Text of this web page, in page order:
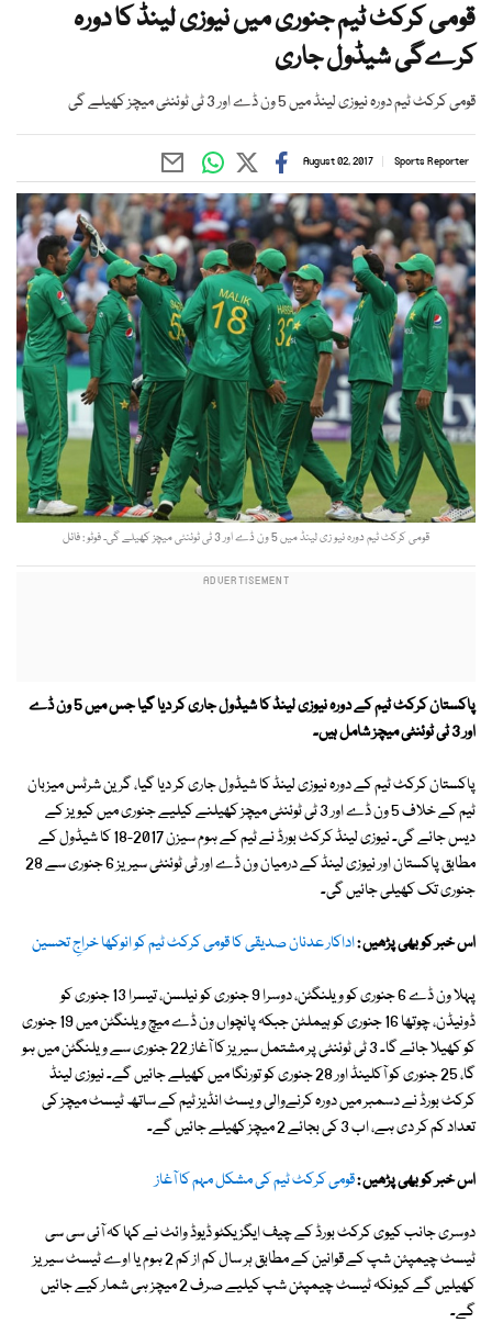
قومی کرکٹ ٹیم جنوری میں نیوزی لینڈ کا دورہ
کرےگی شیڈول جاری
قومی کرکٹ ٹیم دورہ نیوزی لینڈ میں 5 ون ڈے اور 3 ٹی ٹوئنٹی میچز کھیلے گی
Sports Reporter
August 02, 2017
قومی کرکٹ ٹیم دورہ نیو زی لینڈ میں 5 ون ڈے اور 3 ٹی ٹوئنٹی میچز کھیلے گی۔ فوٹو : فائل
پاکستان کرکٹ ٹیم کے دورہ نیوزی لینڈ کا شیڈول جاری کر دیا گیا جس میں 5 ون ڈے
اور 3 ٹی ٹوئنٹی میچز شامل ہیں۔
پاکستان کرکٹ ٹیم کے دورہ نیوزی لینڈ کا شیڈول جاری کر دیا گیا، گرین شرٹس میزبان
ٹیم کے خلاف 5 ون ڈے اور 3 ٹی ٹوئنٹی میچز کھیلنے کیلیے جنوری میں کیویز کے
دیس جائے گی۔ نیوزی لینڈ کرکٹ بورڈ نے ٹیم کے ہوم سیزن 2017-18 کا شیڈول کے
مطابق پاکستان اور نیوزی لینڈ کے درمیان ون ڈے اور ٹی ٹوئنٹی سیریز 6 جنوری سے 28
جنوری تک کھیلی جائیں گی۔
اس خبر کو بھی پڑھیں :اداکار عدنان صدیقی کا قومی کرکٹ ٹیم کو انوکھا خراجِ تحسین
پہلا ون ڈے 6 جنوری کو ویلنگٹن، دوسرا 9 جنوری کو نیلسن، تیسرا 13 جنوری کو
ڈونیڈن، چوتھا 16 جنوری کو ہیملٹن جبکہ پانچواں ون ڈے میچ ویلنگٹن میں 19 جنوری
کو کھیلا جائے گا۔ 3 ٹی ٹوئنٹی پر مشتمل سیریز کا آغاز 22 جنوری سے ویلنگٹن میں ہو
گا، 25 جنوری کو آکلینڈ اور 28 جنوری کو تورنگا میں کھیلے جائیں گے۔ نیوزی لینڈ
کرکٹ بورڈ نے دسمبر میں دورہ کرنےوالی ویسٹ انڈیز ٹیم کے ساتھ ٹیسٹ میچز کی
تعداد کم کر دی ہے، اب 3 کی بجائے 2 میچز کھیلے جائیں گے۔
اس خبر کو بھی پڑھیں :قومی کرکٹ ٹیم کی مشکل مہم کا آغاز
دوسری جانب کیوی کرکٹ بورڈ کے چیف ایگزیکٹو ڈیوڈ وائٹ نے کہا کہ آئی سی سی
ٹیسٹ چیمپئن شپ کے قوانین کے مطابق ہر سال کم از کم 2 ہوم یا اوے ٹیسٹ سیریز
کھیلیں گے کیونکہ ٹیسٹ چیمپئن شپ کیلیے صرف 2 میچز ہی شمار کیے جائیں
گے۔